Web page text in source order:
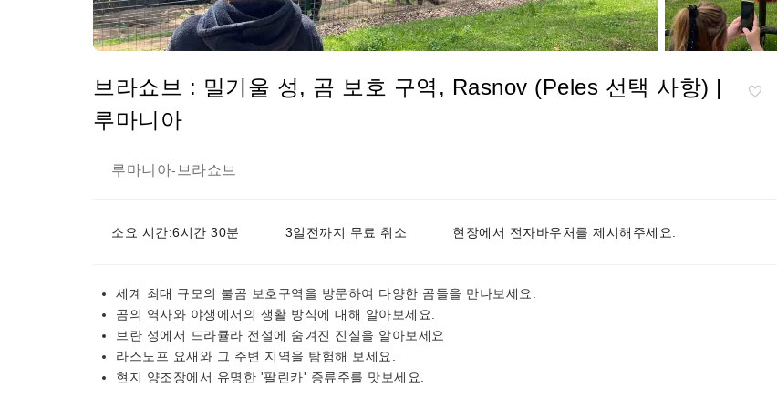
브라쇼브 : 밀기울 성, 곰 보호 구역, Rasnov (Peles 선택 사항) |
루마니아
루마니아- 브라쇼브
소요 시간:6시간 30분 3일전까지 무료 취소 현장에서 전자바우처를 제시해주세요.
세계 최대 규모의 불곰 보호구역을 방문하여 다양한 곰들을 만나보세요.
곰의 역사와 야생에서의 생활 방식에 대해 알아보세요.
브란 성에서 드라큘라 전설에 숨겨진 진실을 알아보세요
라스노프 요새와 그 주변 지역을 탐험해 보세요.
현지 양조장에서 유명한 '팔린카' 증류주를 맛보세요.